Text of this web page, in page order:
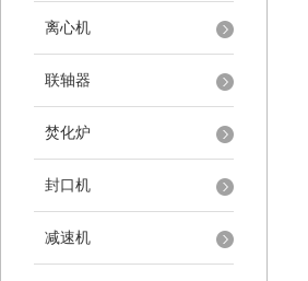
离心机
联轴器
焚化炉
封口机
减速机